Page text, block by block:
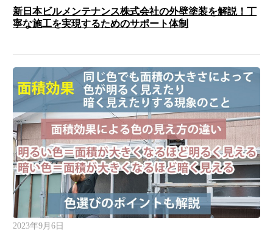
新日本ビルメンテナンス株式会社の外壁塗装を解説！丁
寧な施工を実現するためのサポート体制
2023年9月6日